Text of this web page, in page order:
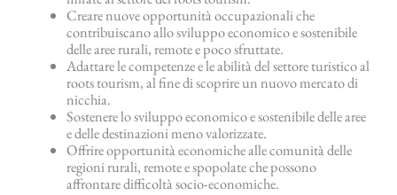
Creare nuove opportunità occupazionali che
contribuiscano allo sviluppo economico e sostenibile
delle aree rurali, remote e poco sfruttate.
Adattare le competenze e le abilità del settore turistico al
roots tourism, al fine di scoprire un nuovo mercato di
nicchia.
Sostenere lo sviluppo economico e sostenibile delle aree
e delle destinazioni meno valorizzate.
Offrire opportunità economiche alle comunità delle
regioni rurali, remote e spopolate che possono
affrontare difficoltà socio-economiche.